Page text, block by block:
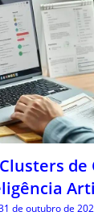
de
de outubro de